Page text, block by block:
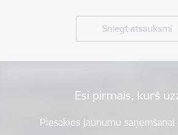
Sniegt atsauksmi
Esi pirmais, kurš
Piesakies jaunumu saņemšanai